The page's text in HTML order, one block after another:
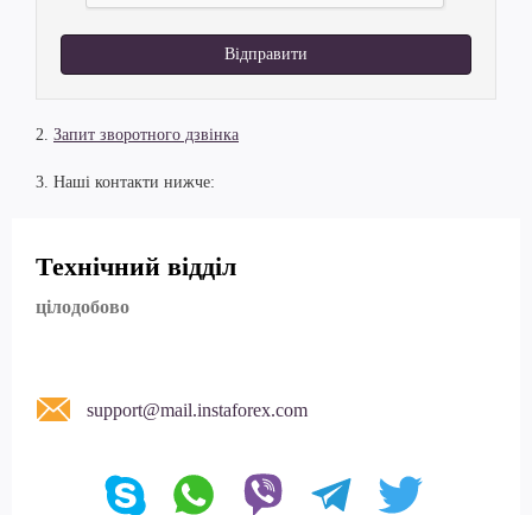
Відправити
2. Запит зворотного дзвінка
3. Наші контакти нижче:
Технічний відділ
цілодобово
support@mail.instaforex.com